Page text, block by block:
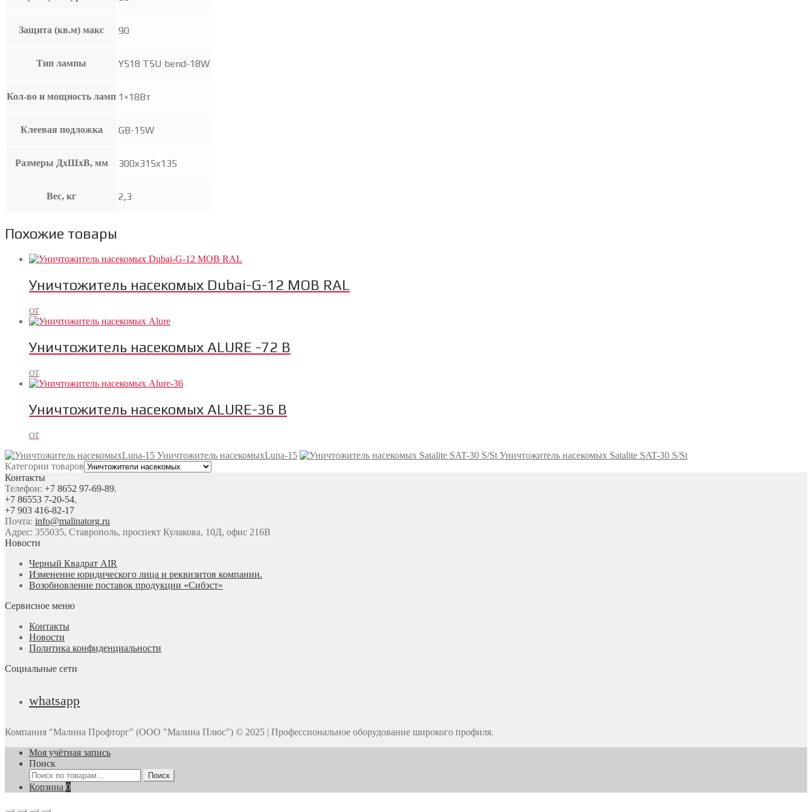
Защита (кв.м) макс 90
Тип лампы Y518 T5U bend-18W
Кол-во и мощность ламп 1×18Вт
Клеевая подложка GB-15W
Размеры ДхШхВ, мм 300x315x135
Вес, кг 2,3
Похожие товары
Уничтожитель насекомых Dubai-G-12 MOB RAL
ОТ
Уничтожитель насекомых ALURE -72 B
ОТ
Уничтожитель насекомых ALURE-36 B
ОТ
Уничтожитель насекомыхLuna-15
Уничтожитель насекомых Satalite SAT-30 S/St
Категории товаров
Контакты
Телефон: +7 8652 97-69-89,
+7 86553 7-20-54,
+7 903 416-82-17
Почта: info@malinatorg.ru
Адрес: 355035, Ставрополь, проспект Кулакова, 10Д, офис 216В
Новости
Черный Квадрат AIR
Изменение юридического лица и реквизитов компании.
Возобновление поставок продукции «Сибэст»
Сервисное меню
Контакты
Новости
Политика конфиденциальности
Социальные сети
whatsapp
Компания "Малина Профторг" (ООО "Малина Плюс") © 2025 | Профессиональное оборудование широкого профиля.
Моя учётная запись
Поиск
Искать:
Поиск
Корзина 0
Прокрутка